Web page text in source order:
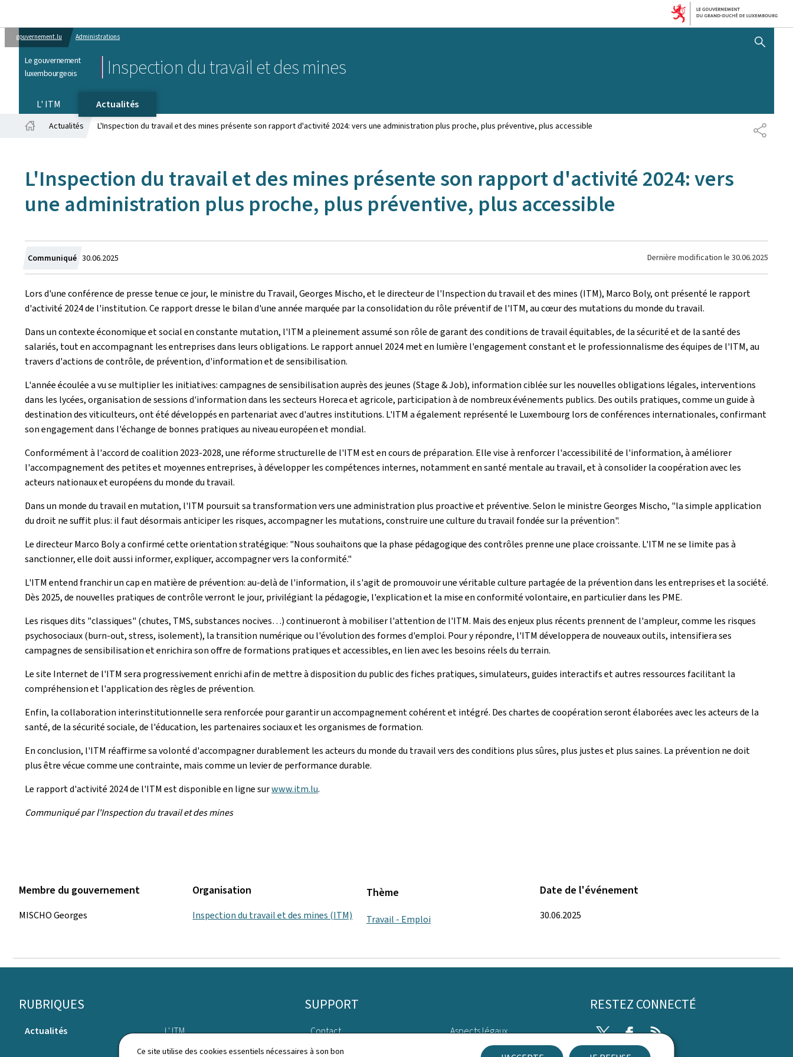
Ce site utilise des cookies essentiels nécessaires à son bon
gouvernement.lu Administrations
Le gouvernement
luxembourgeois
Inspection du travail et des mines
AFFICHER / MASQUER
L' ITM
Actualités
Actualités L'Inspection du travail et des mines présente son rapport d'activité 2024: vers une administration plus proche, plus préventive, plus accessible
L'Inspection du travail et des mines présente son rapport d'activité 2024: vers
une administration plus proche, plus préventive, plus accessible
Communiqué Crée
le
30.06.2025 Dernière modification le 30.06.2025
Lors d'une conférence de presse tenue ce jour, le ministre du Travail, Georges Mischo, et le directeur de l'Inspection du travail et des mines (ITM), Marco Boly, ont présenté le rapport
d'activité 2024 de l'institution. Ce rapport dresse le bilan d'une année marquée par la consolidation du rôle préventif de l'ITM, au cœur des mutations du monde du travail.
Dans un contexte économique et social en constante mutation, l'ITM a pleinement assumé son rôle de garant des conditions de travail équitables, de la sécurité et de la santé des
salariés, tout en accompagnant les entreprises dans leurs obligations. Le rapport annuel 2024 met en lumière l'engagement constant et le professionnalisme des équipes de l'ITM, au
travers d'actions de contrôle, de prévention, d'information et de sensibilisation.
L'année écoulée a vu se multiplier les initiatives: campagnes de sensibilisation auprès des jeunes (Stage & Job), information ciblée sur les nouvelles obligations légales, interventions
dans les lycées, organisation de sessions d'information dans les secteurs Horeca et agricole, participation à de nombreux événements publics. Des outils pratiques, comme un guide à
destination des viticulteurs, ont été développés en partenariat avec d'autres institutions. L'ITM a également représenté le Luxembourg lors de conférences internationales, confirmant
son engagement dans l'échange de bonnes pratiques au niveau européen et mondial.
Conformément à l'accord de coalition 2023-2028, une réforme structurelle de l'ITM est en cours de préparation. Elle vise à renforcer l'accessibilité de l'information, à améliorer
l'accompagnement des petites et moyennes entreprises, à développer les compétences internes, notamment en santé mentale au travail, et à consolider la coopération avec les
acteurs nationaux et européens du monde du travail.
Dans un monde du travail en mutation, l'ITM poursuit sa transformation vers une administration plus proactive et préventive. Selon le ministre Georges Mischo, "la simple application
du droit ne suffit plus: il faut désormais anticiper les risques, accompagner les mutations, construire une culture du travail fondée sur la prévention".
Le directeur Marco Boly a confirmé cette orientation stratégique: "Nous souhaitons que la phase pédagogique des contrôles prenne une place croissante. L'ITM ne se limite pas à
sanctionner, elle doit aussi informer, expliquer, accompagner vers la conformité."
L'ITM entend franchir un cap en matière de prévention: au-delà de l'information, il s'agit de promouvoir une véritable culture partagée de la prévention dans les entreprises et la société.
Dès 2025, de nouvelles pratiques de contrôle verront le jour, privilégiant la pédagogie, l'explication et la mise en conformité volontaire, en particulier dans les PME.
Les risques dits "classiques" (chutes, TMS, substances nocives…) continueront à mobiliser l'attention de l'ITM. Mais des enjeux plus récents prennent de l'ampleur, comme les risques
psychosociaux (burn-out, stress, isolement), la transition numérique ou l'évolution des formes d'emploi. Pour y répondre, l'ITM développera de nouveaux outils, intensifiera ses
campagnes de sensibilisation et enrichira son offre de formations pratiques et accessibles, en lien avec les besoins réels du terrain.
Le site Internet de l'ITM sera progressivement enrichi afin de mettre à disposition du public des fiches pratiques, simulateurs, guides interactifs et autres ressources facilitant la
compréhension et l'application des règles de prévention.
Enfin, la collaboration interinstitutionnelle sera renforcée pour garantir un accompagnement cohérent et intégré. Des chartes de coopération seront élaborées avec les acteurs de la
santé, de la sécurité sociale, de l'éducation, les partenaires sociaux et les organismes de formation.
En conclusion, l'ITM réaffirme sa volonté d'accompagner durablement les acteurs du monde du travail vers des conditions plus sûres, plus justes et plus saines. La prévention ne doit
plus être vécue comme une contrainte, mais comme un levier de performance durable.
Le rapport d'activité 2024 de l'ITM est disponible en ligne surwww.itm.lu.
Communiqué par l'Inspection du travail et des mines
Membre du gouvernement
MISCHO Georges
Organisation
Inspection du travail et des mines (ITM)
Thème
Travail - Emploi
Date de l'événement
30.06.2025
Pied
de
RUBRIQUES
Actualités L' ITM
SUPPORT
Contact Aspects légaux
RESTEZ CONNECTÉ
TwitterFacebook
RSS